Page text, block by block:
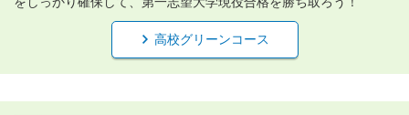
高校グリーンコース